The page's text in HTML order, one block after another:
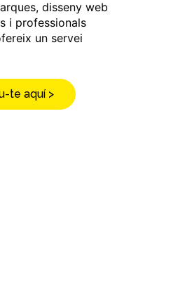
disseny web
i professionals
un servei
te aquí >